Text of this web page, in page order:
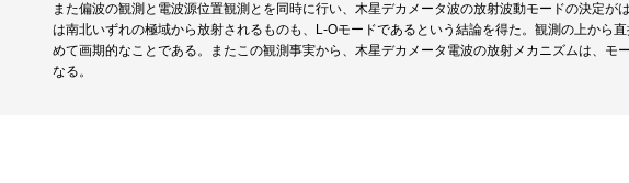
また偏波の観測と電波源位置観測とを同時に行い、木星デカメータ波の放射波動モードの決定が
は南北いずれの極域から放射されるものも、L-Oモードであるという結論を得た。観測の上から
めて画期的なことである。またこの観測事実から、木星デカメータ電波の放射メカニズムは、モ
なる。